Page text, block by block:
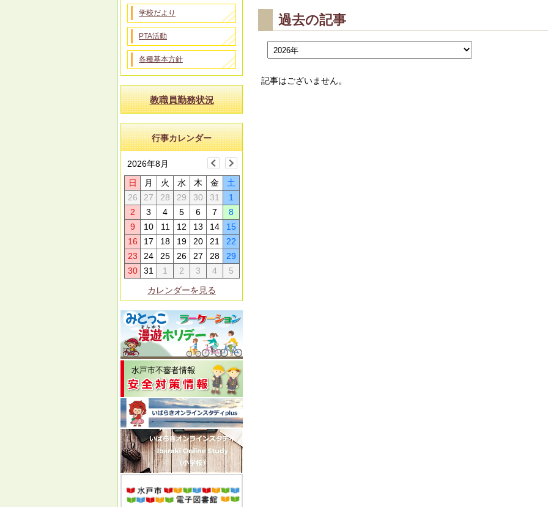
学校だより
PTA活動
各種基本方針
教職員勤務状況
行事カレンダー
2026年8月
日 月 火 水 木 金
土
26
27 28 29 30 31
1
2
3 4 5 6 7
8
9
10 11 12 13 14
15
16
17 18 19 20 21
22
23
24 25 26 27 28
29
30
31 1 2 3 4
5
カレンダーを見る
過去の記事
記事はございません。